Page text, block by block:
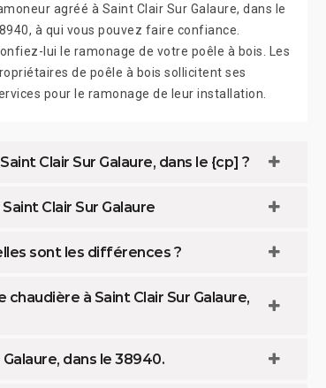
agréé à Saint Clair Sur Galaure, dans le
à qui vous pouvez faire confiance.
lui le ramonage de votre poêle à bois. Les
de poêle à bois sollicitent ses
pour le ramonage de leur installation.
Clair Sur Galaure, dans le {cp] ?
Clair Sur Galaure
sont les différences ?
à Saint Clair Sur Galaure,
dans le 38940.